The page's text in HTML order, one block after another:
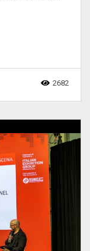
2682